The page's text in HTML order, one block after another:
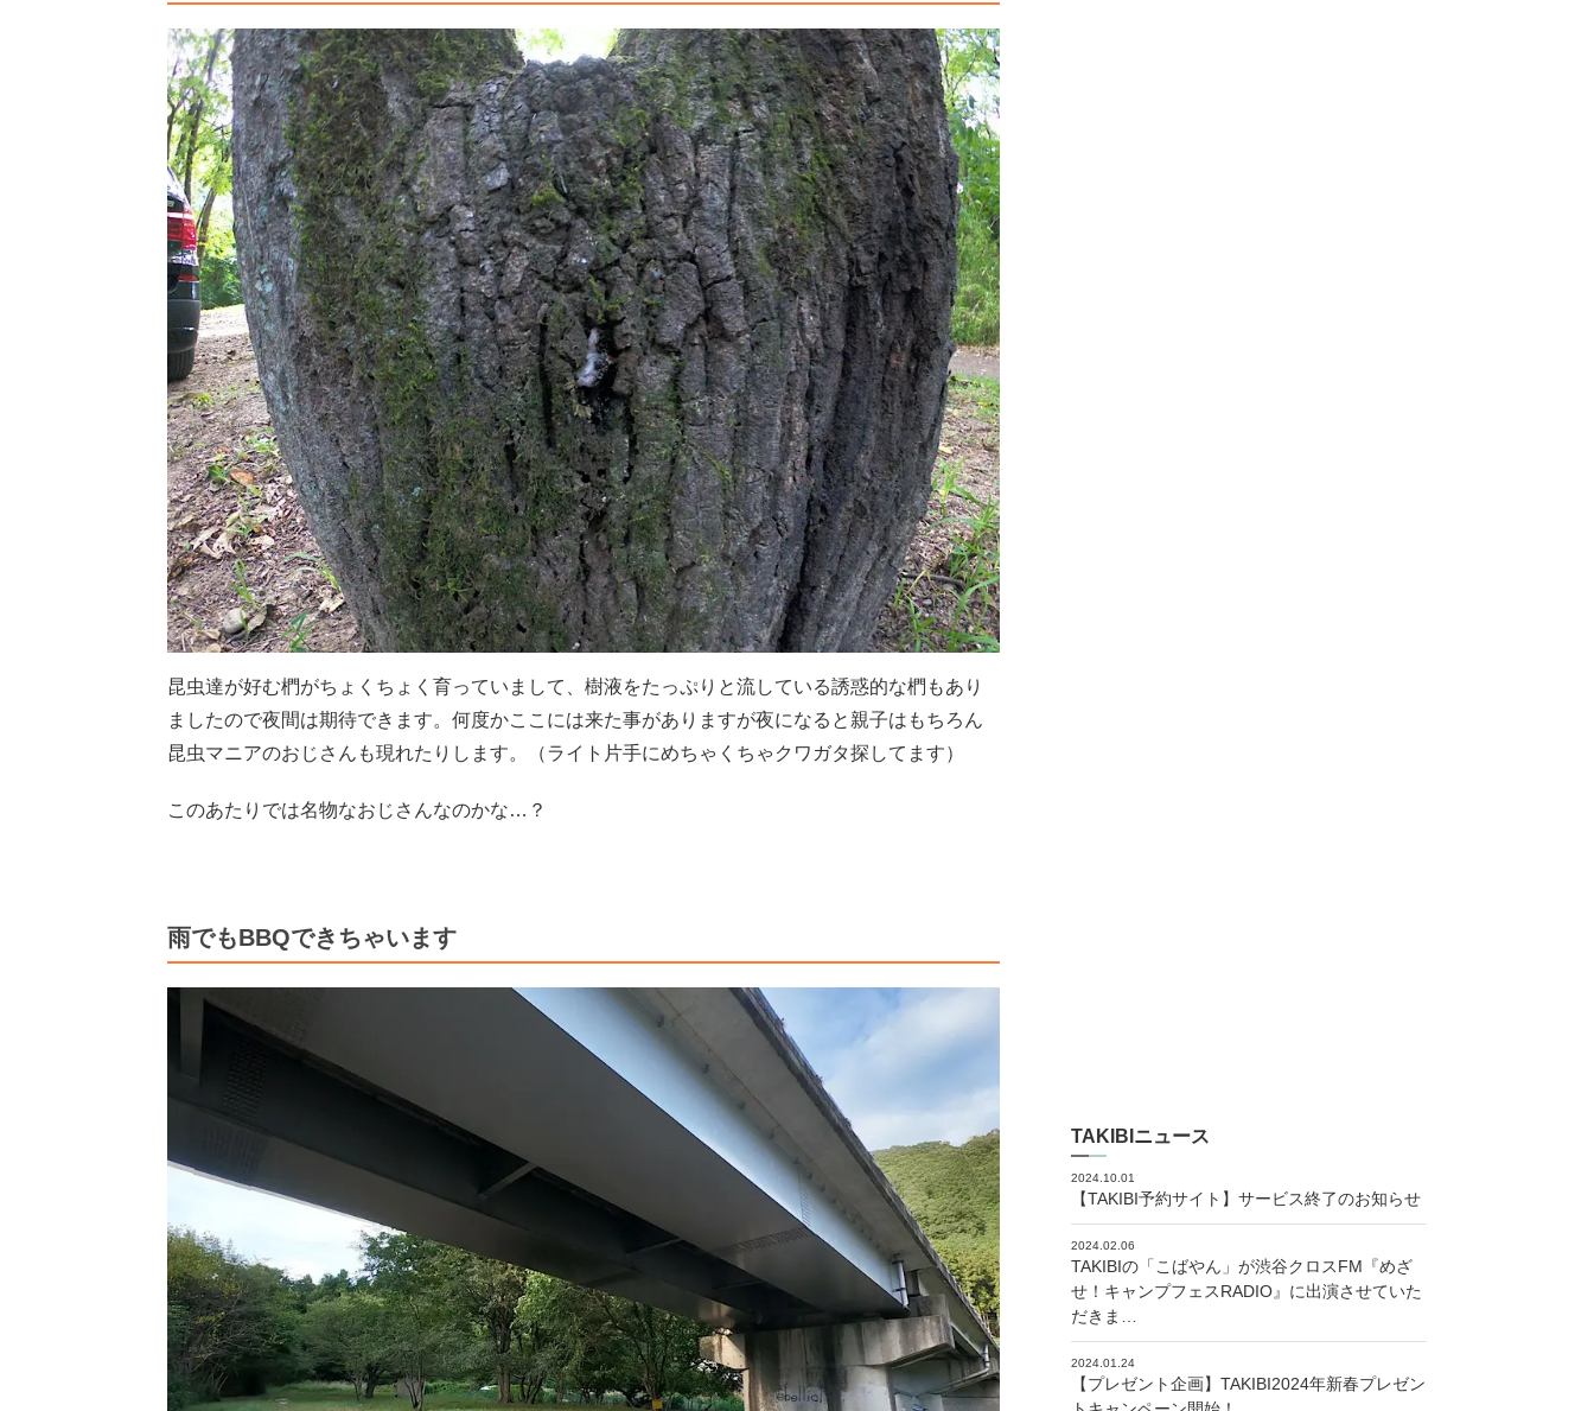
昆虫達が好む椚がちょくちょく育っていまして、樹液をたっぷりと流している誘惑的な椚もあり
ましたので夜間は期待できます。 何度かここには来た事がありますが夜になると親子はもちろん
昆虫マニアのおじさんも現れたりします。（ライト片手にめちゃくちゃクワガタ探してます）
このあたりでは名物なおじさんなのかな…？
雨でもBBQできちゃいます
TAKIBIニュース
2024.10.01
【TAKIBI予約サイト】サービス終了のお知らせ
2024.02.06
TAKIBIの「こばやん」が渋谷クロスFM『めざ
せ！キャンプフェスRADIO』に出演させていた
だきま…
2024.01.24
【プレゼント企画】TAKIBI2024年新春プレゼン